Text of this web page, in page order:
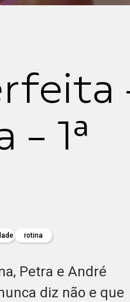
- 1ª
rotina
Petra e André
diz não e que